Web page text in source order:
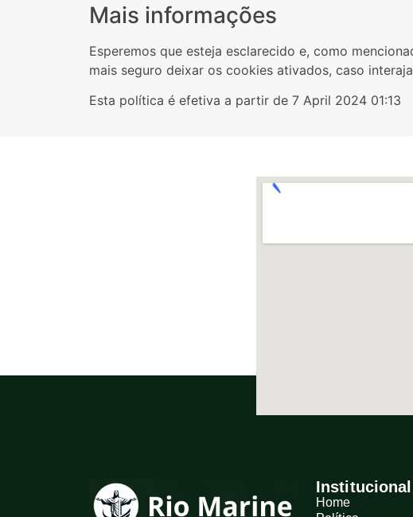
Mais informações
Esperemos que esteja esclarecido e, como
mais seguro deixar os cookies ativados, caso
Esta política é efetiva a partir de 7 April 2024 01:13
Institucional
Home